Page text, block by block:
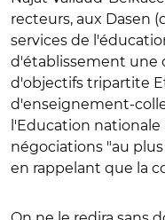
recteurs, aux Dasen
services de
d'établissement une
d'objectifs tripartite
d'enseignement-
l'Education
négociations "au plus
en rappelant que la